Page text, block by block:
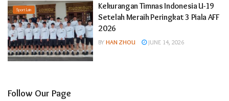
Sport Lain
Kekurangan Timnas Indonesia U-19
Setelah Meraih Peringkat 3 Piala AFF
2026
BY HAN ZHOU JUNE 14, 2026
Follow Our Page